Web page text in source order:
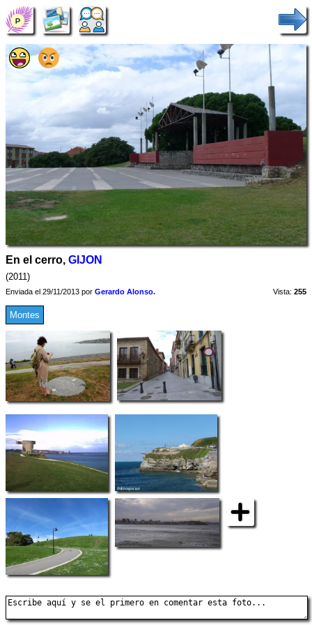
En el cerro, GIJON
(2011)
Enviada el 29/11/2013 por Gerardo Alonso. Vista: 255
Montes